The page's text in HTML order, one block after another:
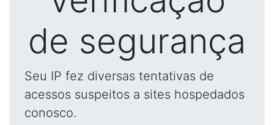
de segurança
Seu IP fez diversas tentativas de
acessos suspeitos a sites hospedados
conosco.